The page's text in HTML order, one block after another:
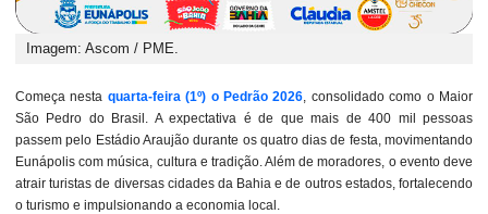
Imagem: Ascom / PME.
Começa nesta quarta-feira (1º) o Pedrão 2026, consolidado como o Maior
São Pedro do Brasil. A expectativa é de que mais de 400 mil pessoas
passem pelo Estádio Araujão durante os quatro dias de festa, movimentando
Eunápolis com música, cultura e tradição. Além de moradores, o evento deve
atrair turistas de diversas cidades da Bahia e de outros estados, fortalecendo
o turismo e impulsionando a economia local.